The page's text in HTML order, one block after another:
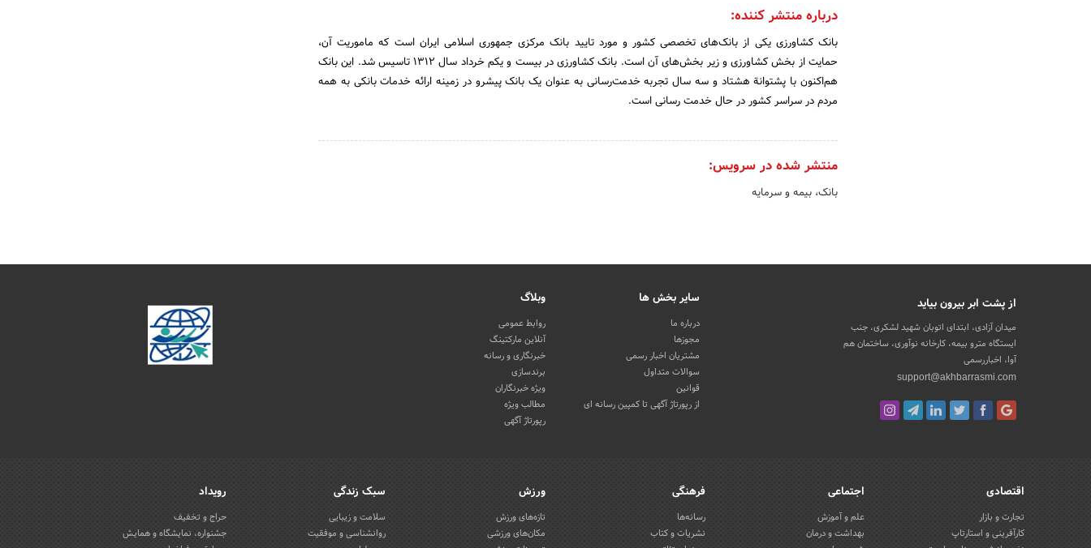
درباره منتشر کننده:
بانک کشاورزی یکی از بانک‌های تخصصی کشور و مورد تایید بانک مرکزی جمهوری اسلامی ایران است که ماموریت آن،
حمایت از بخش کشاورزی و زیر بخش‌های آن است. بانک کشاورزی در بیست و یکم خرداد سال 1312 تاسیس شد. این بانک
هم‌اکنون با پشتوانة هشتاد و سه سال‌ تجربه خدمت‌رسانی به عنوان یک بانک پیشرو در زمینه ارائه خدمات بانکی به همه
مردم در سراسر کشور در حال خدمت رسانی است.
منتشر شده در سرویس:
بانک، بیمه و سرمایه
از پشت ابر بیرون بیاید
میدان آزادی، ابتدای اتوبان شهید لشکری، جنب
ایستگاه مترو بیمه، کارخانه نوآوری، ساختمان هم
آوا، اخباررسمی
support@akhbarrasmi.com
سایر بخش ها
درباره ما
مجوزها
مشتریان اخبار رسمی
سوالات متداول
قوانین
از رپورتاژ آگهی تا کمپین رسانه ای
وبلاگ
روابط عمومی
آنلاین مارکتینگ
خبرنگاری و رسانه
برندسازی
ویژه خبرنگاران
مطالب ویژه
رپورتاژ آگهی
اقتصادی
تجارت و بازار
کارآفرینی و استارتاپ
اجتماعی
علم و آموزش
بهداشت و درمان
فرهنگی
رسانه‌ها
نشریات و کتاب
ورزش
تازه‌های ورزش
مکان‌های ورزشی
سبک زندگی
سلامت و زیبایی
روانشناسی و موفقیت
رویداد
حراج و تخفیف
جشنواره، نمایشگاه و همایش